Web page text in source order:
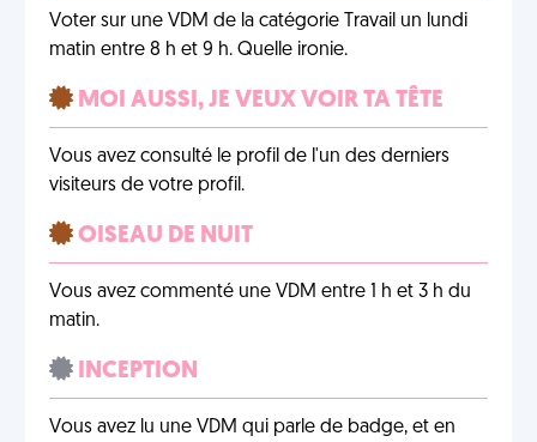
Voter sur une VDM de la catégorie Travail un lundi
matin entre 8 h et 9 h. Quelle ironie.
MOI AUSSI, JE VEUX VOIR TA TÊTE
Vous avez consulté le profil de l'un des derniers
visiteurs de votre profil.
OISEAU DE NUIT
Vous avez commenté une VDM entre 1 h et 3 h du
matin.
INCEPTION
Vous avez lu une VDM qui parle de badge, et en